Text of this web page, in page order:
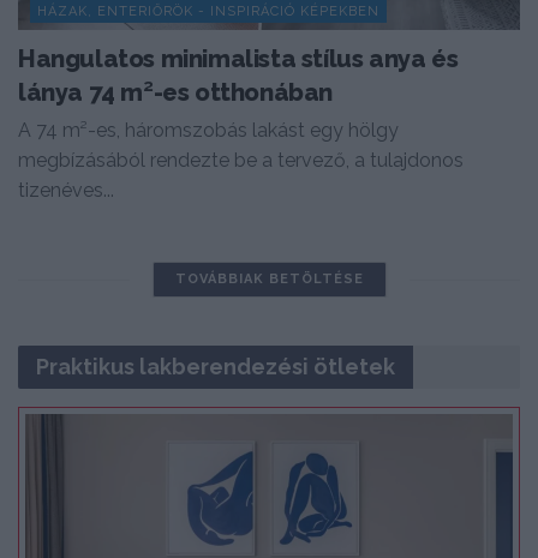
HÁZAK, ENTERIŐRÖK - INSPIRÁCIÓ KÉPEKBEN
Hangulatos minimalista stílus anya és
lánya 74 m²-es otthonában
A 74 m²-es, háromszobás lakást egy hölgy
megbízásából rendezte be a tervező, a tulajdonos
tizenéves...
TOVÁBBIAK BETÖLTÉSE
Praktikus lakberendezési ötletek